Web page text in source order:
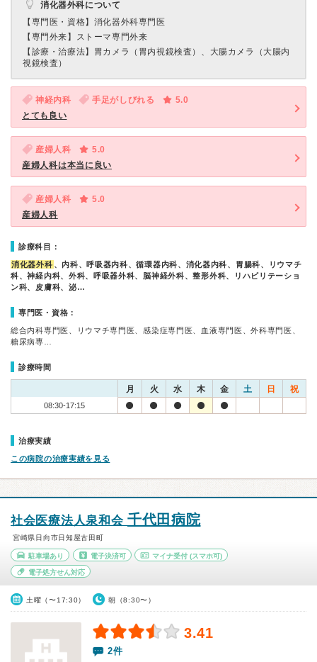
消化器外科について
【専門医・資格】 消化器外科専門医
【専門外来】 ストーマ専門外来
【診療・治療法】 胃カメラ（胃内視鏡検査）、大腸カメラ（大腸内
視鏡検査）
神経内科 手足がしびれる
5.0
とても良い
産婦人科
5.0
産婦人科は本当に良い
産婦人科
5.0
産婦人科
診療科目：
消化器外科 、内科、呼吸器内科、循環器内科、消化器内科、胃腸科、リウマチ
科、神経内科、外科、呼吸器外科、脳神経外科、整形外科、リハビリテーショ
ン科、皮膚科、泌…
専門医・資格：
総合内科専門医、リウマチ専門医、感染症専門医、血液専門医、外科専門医、
糖尿病専…
診療時間
月 火 水 木 金 土 日 祝
08:30-17:15
治療実績
この病院の治療実績を見る
社会医療法人泉和会 千代田病院
宮崎県日向市日知屋古田町
駐車場あり 電子決済可 マイナ受付 (スマホ可)
電子処方せん対応
土曜（〜17:30） 朝（8:30〜）
3.41
2件